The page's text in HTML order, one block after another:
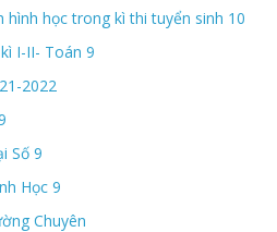
hình học trong kì thi tuyển sinh 10
I-II- Toán 9
2022
Số 9
Học 9
Chuyên